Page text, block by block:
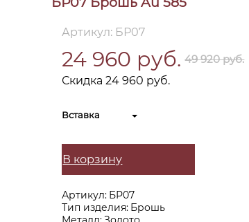
Артикул: БР07
24 960 руб. 49 920 руб.
Скидка 24 960 руб.
Вставка
В корзину
Артикул: БР07
Тип изделия: Брошь